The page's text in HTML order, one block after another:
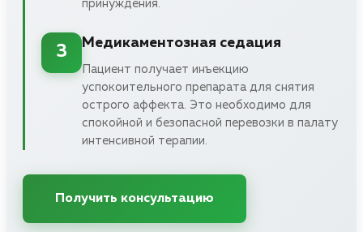
принуждения.
3
Медикаментозная седация
Пациент получает инъекцию
успокоительного препарата для снятия
острого аффекта. Это необходимо для
спокойной и безопасной перевозки в палату
интенсивной терапии.
Получить консультацию